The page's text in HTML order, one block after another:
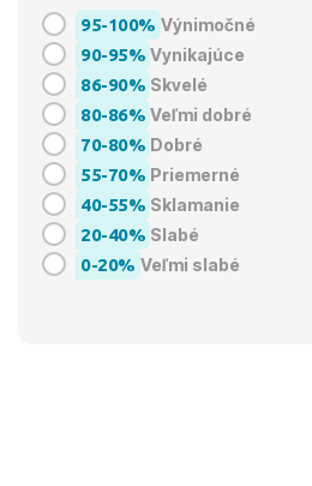
95-100% Výnimočné
90-95% Vynikajúce
86-90% Skvelé
80-86% Veľmi dobré
70-80% Dobré
55-70% Priemerné
40-55% Sklamanie
20-40% Slabé
0-20% Veľmi slabé